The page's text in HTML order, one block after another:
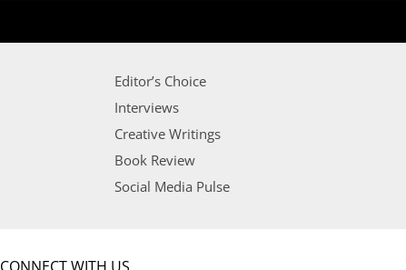
Editor’s Choice
Interviews
Creative Writings
Book Review
Social Media Pulse